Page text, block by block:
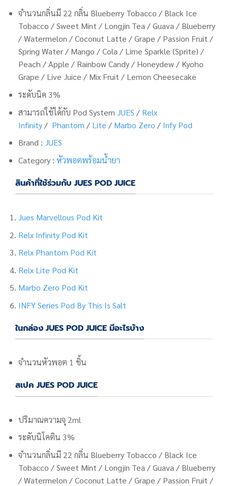
จำนวนกลิ่นมี 22 กลิ่น Blueberry Tobacco / Black Ice
Tobacco / Sweet Mint / Longjin Tea / Guava / Blueberry
/ Watermelon / Coconut Latte / Grape / Passion Fruit /
Spring Water / Mango / Cola / Lime Sparkle (Sprite) /
Peach / Apple / Rainbow Candy / Honeydew / Kyoho
Grape / Live Juice / Mix Fruit / Lemon Cheesecake
ระดับนิค 3%
สามารถใช้ได้กับ Pod System JUES / Relx
Infinity/ Phantom / Lite / Marbo Zero / Infy Pod
Brand : JUES
Category : หัวพอตพร้อมน้ำยา
สินค้าที่ใช้ร่วมกับ JUES POD JUICE
Jues Marvellous Pod Kit
Relx Infinity Pod Kit
Relx Phantom Pod Kit
Relx Lite Pod Kit
Marbo Zero Pod Kit
INFY Series Pod By This Is Salt
ในกล่อง JUES POD JUICE มีอะไรบ้าง
จำนวนหัวพอต 1 ชิ้น
สเปค JUES POD JUICE
ปริมาณความจุ 2ml
ระดับนิโคติน 3%
จำนวนกลิ่นมี 22 กลิ่น Blueberry Tobacco / Black Ice
Tobacco / Sweet Mint / Longjin Tea / Guava / Blueberry
/ Watermelon / Coconut Latte / Grape / Passion Fruit /